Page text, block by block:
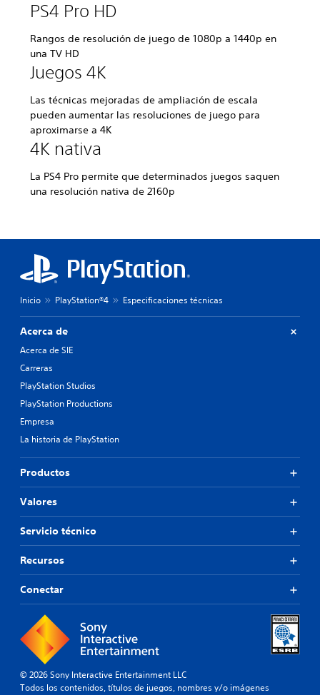
PS4 Pro HD
Rangos de resolución de juego de 1080p a 1440p en
una TV HD
Juegos 4K
Las técnicas mejoradas de ampliación de escala
pueden aumentar las resoluciones de juego para
aproximarse a 4K
4K nativa
La PS4 Pro permite que determinados juegos saquen
una resolución nativa de 2160p
Inicio PlayStation®4 Especificaciones técnicas
Acerca de
Acerca de SIE
Carreras
PlayStation Studios
PlayStation Productions
Empresa
La historia de PlayStation
Productos
Valores
Servicio técnico
Recursos
Conectar
© 2026 Sony Interactive Entertainment LLC
Todos los contenidos, títulos de juegos, nombres y/o imágenes